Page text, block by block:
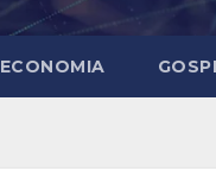
ECONOMIA